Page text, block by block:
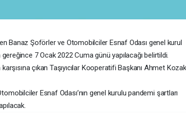
Banaz Şoförler ve Otomobilciler Esnaf Odası genel kurul
gereğince 7 Ocak 2022 Cuma günü yapılacağı belirtildi.
çıkan Taşıyıcılar Kooperatifi Başkanı Ahmet
Esnaf Odası’nın genel kurulu pandemi şartları